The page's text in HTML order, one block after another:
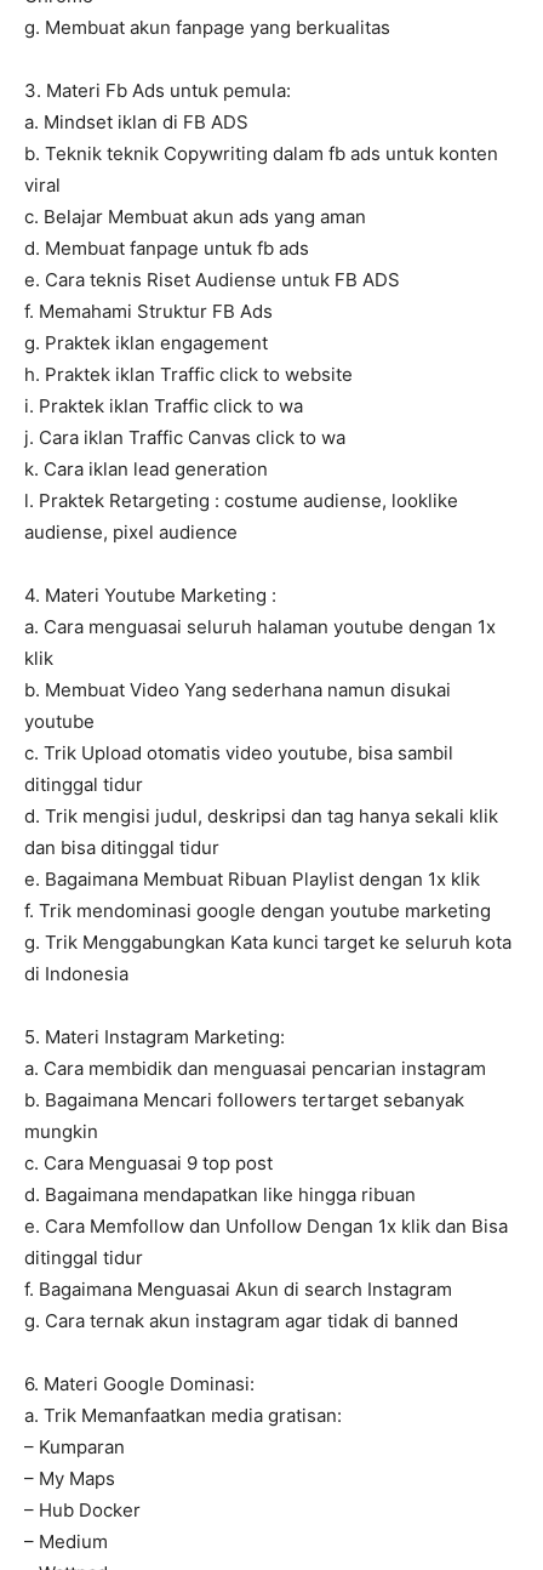
g. Membuat akun fanpage yang berkualitas
3. Materi Fb Ads untuk pemula:
a. Mindset iklan di FB ADS
b. Teknik teknik Copywriting dalam fb ads untuk konten
viral
c. Belajar Membuat akun ads yang aman
d. Membuat fanpage untuk fb ads
e. Cara teknis Riset Audiense untuk FB ADS
f. Memahami Struktur FB Ads
g. Praktek iklan engagement
h. Praktek iklan Traffic click to website
i. Praktek iklan Traffic click to wa
j. Cara iklan Traffic Canvas click to wa
k. Cara iklan lead generation
l. Praktek Retargeting : costume audiense, looklike
audiense, pixel audience
4. Materi Youtube Marketing :
a. Cara menguasai seluruh halaman youtube dengan 1x
klik
b. Membuat Video Yang sederhana namun disukai
youtube
c. Trik Upload otomatis video youtube, bisa sambil
ditinggal tidur
d. Trik mengisi judul, deskripsi dan tag hanya sekali klik
dan bisa ditinggal tidur
e. Bagaimana Membuat Ribuan Playlist dengan 1x klik
f. Trik mendominasi google dengan youtube marketing
g. Trik Menggabungkan Kata kunci target ke seluruh kota
di Indonesia
5. Materi Instagram Marketing:
a. Cara membidik dan menguasai pencarian instagram
b. Bagaimana Mencari followers tertarget sebanyak
mungkin
c. Cara Menguasai 9 top post
d. Bagaimana mendapatkan like hingga ribuan
e. Cara Memfollow dan Unfollow Dengan 1x klik dan Bisa
ditinggal tidur
f. Bagaimana Menguasai Akun di search Instagram
g. Cara ternak akun instagram agar tidak di banned
6. Materi Google Dominasi:
a. Trik Memanfaatkan media gratisan:
– Kumparan
– My Maps
– Hub Docker
– Medium